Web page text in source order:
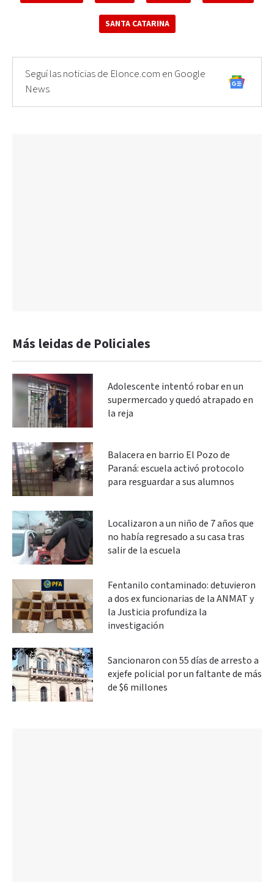
SANTA CATARINA
Seguí las noticias de Elonce.com en Google
News
Más leidas de Policiales
Adolescente intentó robar en un
supermercado y quedó atrapado en
la reja
Balacera en barrio El Pozo de
Paraná: escuela activó protocolo
para resguardar a sus alumnos
Localizaron a un niño de 7 años que
no había regresado a su casa tras
salir de la escuela
Fentanilo contaminado: detuvieron
a dos ex funcionarias de la ANMAT y
la Justicia profundiza la
investigación
Sancionaron con 55 días de arresto a
exjefe policial por un faltante de más
de $6 millones